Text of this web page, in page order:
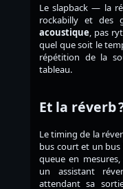
Le slapback — la
rockabilly et
acoustique , pas
quel que soit le
répétition de la
tableau.
Et la réverb
Le timing de la
bus court et un bus
queue en
un assistant
attendant sa